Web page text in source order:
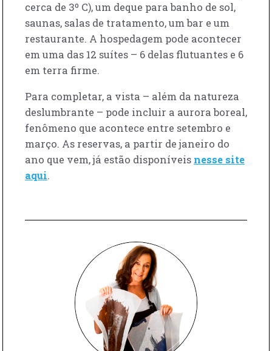
cerca de 3º C), um deque para banho de sol,
saunas, salas de tratamento, um bar e um
restaurante. A hospedagem pode acontecer
em uma das 12 suítes – 6 delas flutuantes e 6
em terra firme.
Para completar, a vista – além da natureza
deslumbrante – pode incluir a aurora boreal,
fenômeno que acontece entre setembro e
março. As reservas, a partir de janeiro do
ano que vem, já estão disponíveis nesse site
aqui.